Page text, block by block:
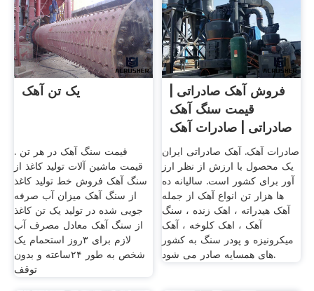
یک تن آهک
قیمت سنگ آهک در هر تن .
قیمت ماشین آلات تولید کاغذ از
سنگ آهک فروش خط تولید کاغذ
از سنگ آهک میزان آب صرفه
جویی شده در تولید یک تن کاغذ
از سنگ آهک معادل مصرف آب
لازم برای ۳روز استحمام یک
شخص به طور ۲۴ساعته و بدون
توقف
فروش آهک صادراتی |
قیمت سنگ آهک
صادراتی | صادرات آهک
صادرات آهک. آهک صادراتی ایران
یک محصول با ارزش از نظر ارز
آور برای کشور است. سالیانه ده
ها هزار تن انواع آهک از جمله
آهک هیدراته ، اهک زنده ، سنگ
آهک ، اهک کلوخه ، آهک
میکرونیزه و پودر سنگ به کشور
های همسایه صادر می شود.